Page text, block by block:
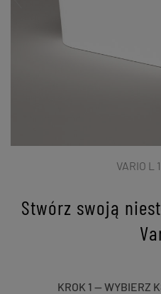
VARIO L
Stwórz swoją
KROK 1 — WYBIERZ